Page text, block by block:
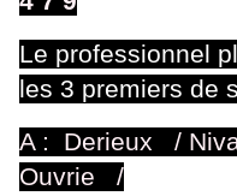
Le professionnel
les 3 premiers de
A : Derieux /
Ouvrie /